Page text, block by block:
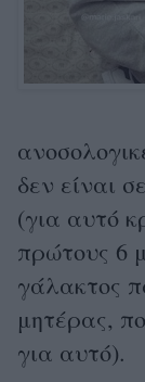
δεν είναι
(για αυτό
πρώτους 6
γάλακτος
μητέρας,
για αυτό).